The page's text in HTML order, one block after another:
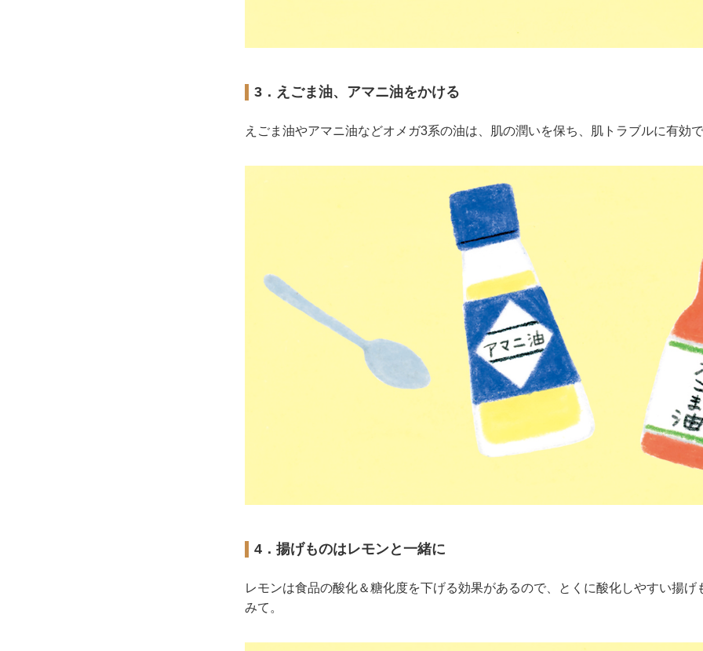
3．えごま油、アマニ油をかける
えごま油やアマニ油などオメガ3系の油は、肌の潤いを保ち、肌トラブルに有効
4．揚げものはレモンと一緒に
レモンは食品の酸化＆糖化度を下げる効果があるので、とくに酸化しやすい揚げ
みて。